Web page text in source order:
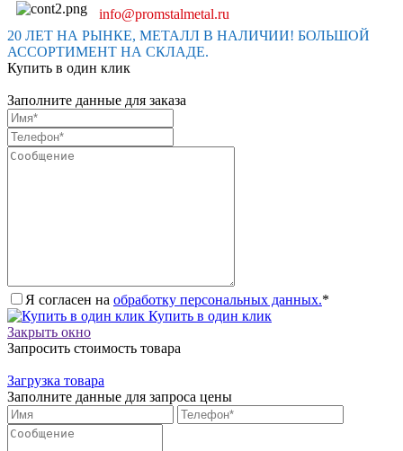
info@promstalmetal.ru
20 ЛЕТ НА РЫНКЕ, МЕТАЛЛ В НАЛИЧИИ! БОЛЬШОЙ
АССОРТИМЕНТ НА СКЛАДЕ.
Купить в один клик
Заполните данные для заказа
Я согласен на обработку персональных данных.*
Купить в один клик
Закрыть окно
Запросить стоимость товара
Загрузка товара
Заполните данные для запроса цены